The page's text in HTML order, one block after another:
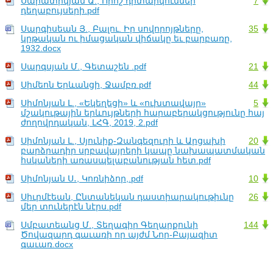
դեղաբույսերի.pdf
35
Սարգիսեան Յ., Բալու. Իր սովորոյթները,
կրթական ու իմացական վիճակը եւ բարբառը,
1932.docx
21
Սարգսյան Մ., Գետաշեն .pdf
44
Սիմեոն Երևանցի, Ջամբռ.pdf
5
Սիմոնյան Լ., «Եկեղեցի» և «ուխտավայր»
մշակութային երևույթների հարաբերակցությունը հայ
ժողովրդական, ԼՀԳ, 2019, 2.pdf
20
Սիմոնյան Լ., Սյունիք-Զանգեզուրի և Արցախի
բարձրադիր սրբավայրերի կապը նախապատմական
հսկաների առասպելաբանության հետ.pdf
10
Սիմոնյան Ս․, Կոռնիձոր,.pdf
26
Սիւրմէեան, Ընտանեկան դաստիարակութիւնը
մեր տուներէն նէրս.pdf
144
Սմբատեանց Մ., Տեղագիր Գեղարքունի
Ծովազարդ գաւառի որ այժմ Նոր-Բայազիտ
գաւառ.docx